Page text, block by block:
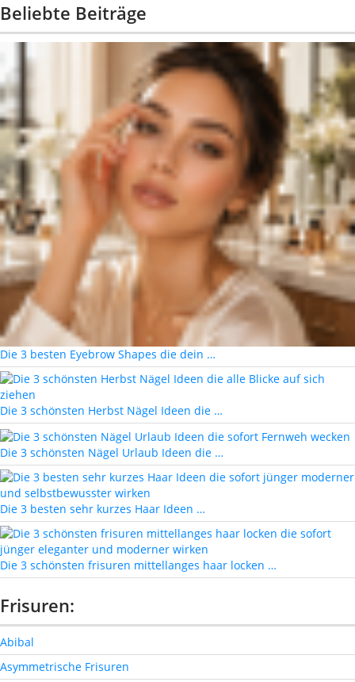
Beliebte Beiträge
Die 3 besten Eyebrow Shapes die dein …
Die 3 schönsten Herbst Nägel Ideen die …
Die 3 schönsten Nägel Urlaub Ideen die …
Die 3 besten sehr kurzes Haar Ideen …
Die 3 schönsten frisuren mittellanges haar locken …
Frisuren:
Abibal
Asymmetrische Frisuren